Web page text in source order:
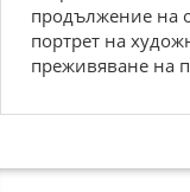
продължение на
портрет на
преживяване на